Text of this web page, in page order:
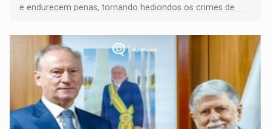
e endurecem penas, tornando hediondos os crimes de